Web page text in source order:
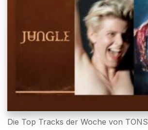
Die Top Tracks der Woche von